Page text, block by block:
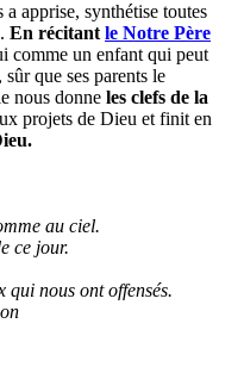
apprise, synthétise toutes
En récitantle Notre Père
comme un enfant qui peut
que ses parents le
nous donne les clefs de la
projets de Dieu et finit en
au ciel.
ce jour.
qui nous ont offensés.